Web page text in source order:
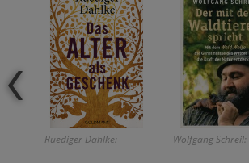
Ruediger Dahlke: Wolfgang Schreil: